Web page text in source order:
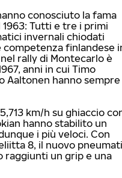
conosciuto la fama
Tutti e tre i primi
invernali chiodati
competenza finlandese
rally di Montecarlo è
anni in cui Timo
Aaltonen hanno sempre
km/h su ghiaccio
hanno stabilito un
i più veloci. Con
8, il nuovo
raggiunti un grip e una